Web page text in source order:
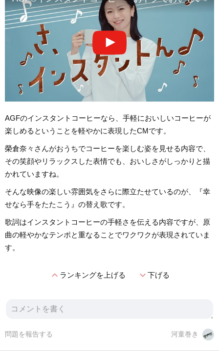
AGFのインスタントコーヒーなら、手軽においしいコーヒーが
楽しめるということを軽やかに表現したCMです。
榮倉奈々さんがおうちでコーヒーを楽しむ姿を見せる内容で、
その笑顔やリラックスした表情でも、おいしさがしっかりと描
かれていますね。
そんな映像の楽しい雰囲気をさらに際立たせているのが、『幸
せなら手をたたこう』の替え歌です。
歌詞はインスタントコーヒーの手軽さを伝える内容ですが、原
曲の軽やかなテンポと重なることでワクワクが表現されていま
す。
expand_lessランキングを上げる expand_more下げる
河童巻き
問題を報告する